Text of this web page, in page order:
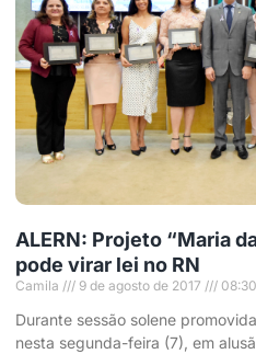
ALERN: Projeto “Maria
pode virar lei no RN
Camila 9 de agosto de 2017 08:30
Durante sessão solene
nesta segunda-feira (7), em